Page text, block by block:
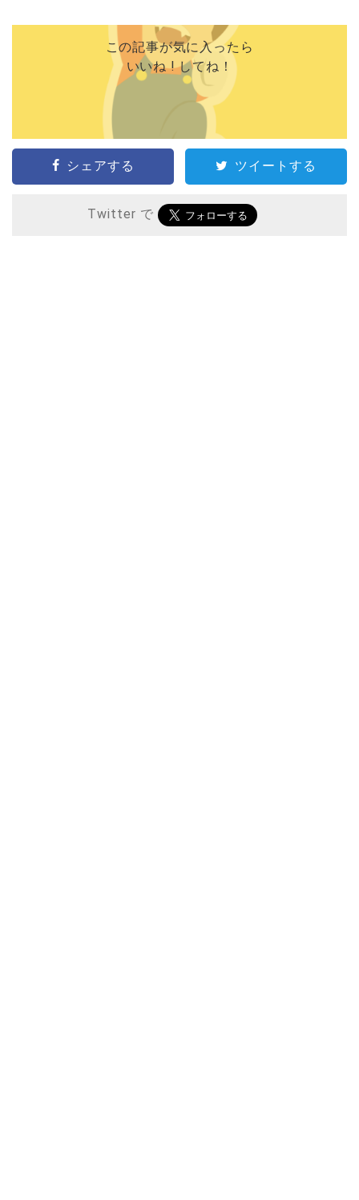
この記事が気に入ったら
いいね ! してね！
シェアする ツイートする
Twitter で